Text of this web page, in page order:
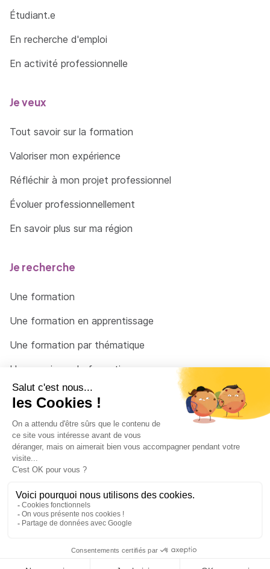
Étudiant.e
En recherche d'emploi
En activité professionnelle
Je veux
Tout savoir sur la formation
Valoriser mon expérience
Réfléchir à mon projet professionnel
Évoluer professionnellement
En savoir plus sur ma région
Je recherche
Une formation
Une formation en apprentissage
Une formation par thématique
Un organisme de formation
Un conseiller
Une solution pour raccrocher
© 2026 - Côté Formations - par Via Compétences
Menu Pied de page
Mentions Légales
Politique de confidentialité